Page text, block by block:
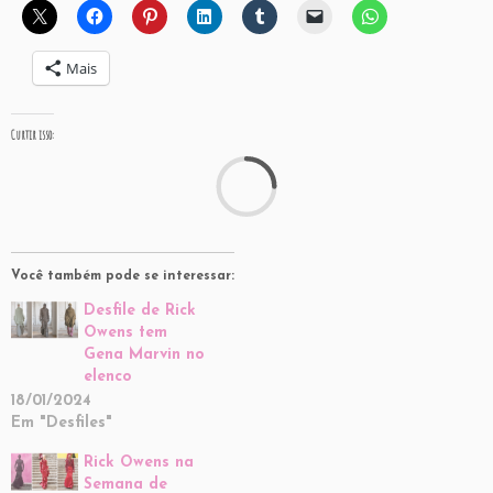
Mais
Curtir isso:
Você também pode se interessar:
Desfile de Rick
Owens tem
Gena Marvin no
elenco
18/01/2024
Em "Desfiles"
Rick Owens na
Semana de